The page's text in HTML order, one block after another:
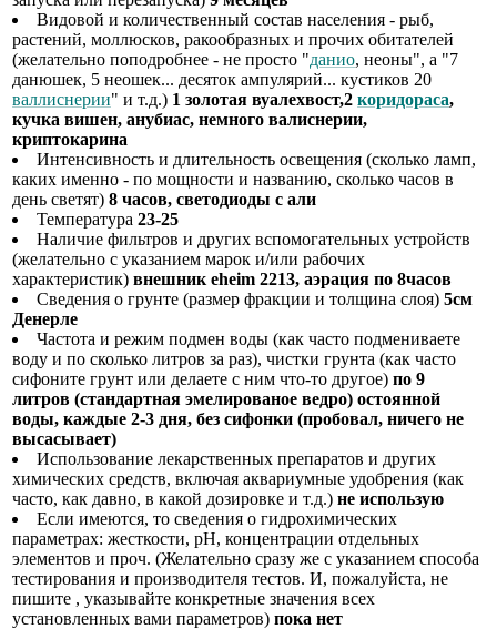
Видовой и количественный состав населения - рыб,
растений, моллюсков, ракообразных и прочих обитателей
(желательно поподробнее - не просто "данио, неоны", а "7
данюшек, 5 неошек... десяток ампулярий... кустиков 20
валлиснерии" и т.д.) 1 золотая вуалехвост,2 коридораса,
кучка вишен, анубиас, немного валиснерии,
криптокарина
Интенсивность и длительность освещения (сколько ламп,
каких именно - по мощности и названию, сколько часов в
день светят) 8 часов, светодиоды с али
Температура 23-25
Наличие фильтров и других вспомогательных устройств
(желательно с указанием марок и/или рабочих
характеристик) внешник eheim 2213, аэрация по 8часов
Сведения о грунте (размер фракции и толщина слоя) 5см
Денерле
Частота и режим подмен воды (как часто подмениваете
воду и по сколько литров за раз), чистки грунта (как часто
сифоните грунт или делаете с ним что-то другое) по 9
литров (стандартная эмелированое ведро) остоянной
воды, каждые 2-3 дня, без сифонки (пробовал, ничего не
высасывает)
Использование лекарственных препаратов и других
химических средств, включая аквариумные удобрения (как
часто, как давно, в какой дозировке и т.д.) не использую
Если имеются, то сведения о гидрохимических
параметрах: жесткости, рН, концентрации отдельных
элементов и проч. (Желательно сразу же с указанием способа
тестирования и производителя тестов. И, пожалуйста, не
пишите , указывайте конкретные значения всех
установленных вами параметров) пока нет